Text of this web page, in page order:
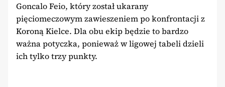
Goncalo Feio, który został ukarany
pięciomeczowym zawieszeniem po konfrontacji z
Koroną Kielce. Dla obu ekip będzie to bardzo
ważna potyczka, ponieważ w ligowej tabeli dzieli
ich tylko trzy punkty.